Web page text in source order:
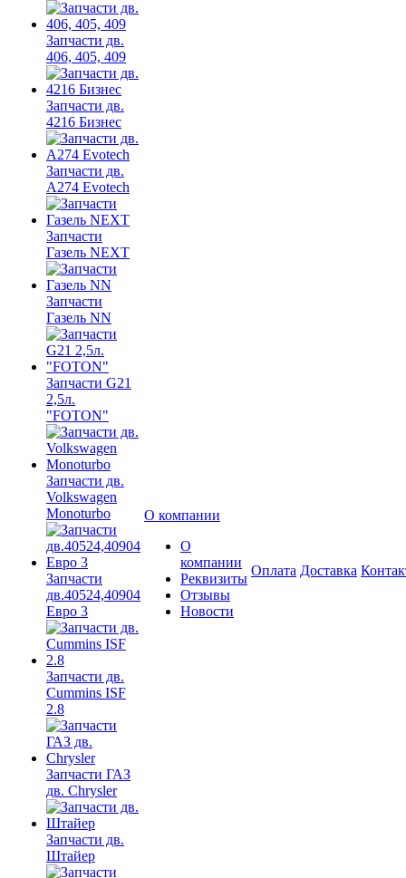
Запчасти дв.
406, 405, 409
Запчасти дв.
4216 Бизнес
Запчасти дв.
A274 Evotech
Запчасти
Газель NEXT
Запчасти
Газель NN
Запчасти G21
2,5л.
"FOTON"
Запчасти дв.
Volkswagen
Monoturbo
Запчасти
дв.40524,40904
Евро 3
Запчасти дв.
Cummins ISF
2.8
Запчасти ГАЗ
дв. Chrysler
Запчасти дв.
Штайер
О компании
О
компании
Реквизиты
Отзывы
Новости
Оплата Доставка